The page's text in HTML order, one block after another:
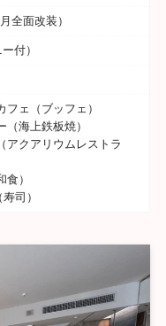
全面改装）
付）
フェ（ブッフェ）
（海上鉄板焼）
アクアリウムレストラ
食）
司）